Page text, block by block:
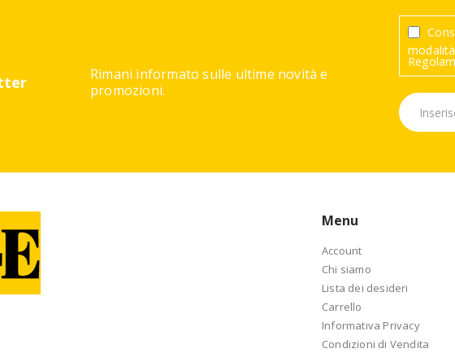
Rimani informato sulle ultime novità e
promozioni.
Menu
Account
Chi siamo
Lista dei desideri
Carrello
Informativa Privacy
Condizioni di Vendita